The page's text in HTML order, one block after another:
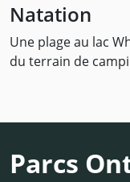
Natation
Une plage au lac
du terrain de
Parcs